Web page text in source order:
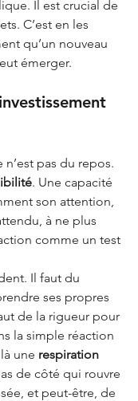
Il est crucial de
C’est en les
qu’un nouveau
émerger.
pas du repos.
. Une capacité
son attention,
à ne plus
comme un test
Il faut du
ses propres
de la rigueur pour
la simple réaction
une respiration
de côté qui rouvre
et peut-être, de